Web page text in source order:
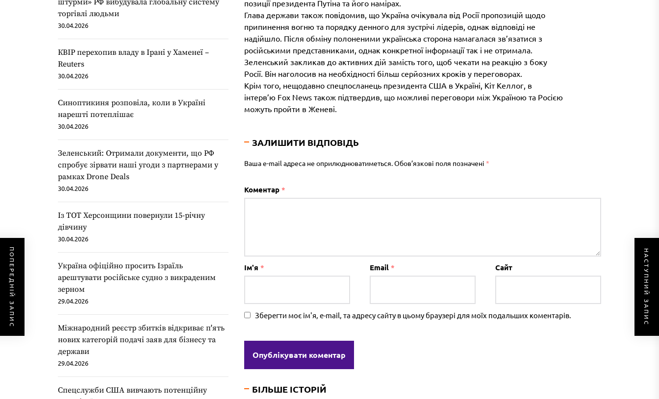
позиції президента Путіна та його намірах.
Глава держави також повідомив, що Україна очікувала від Росії пропозицій щодо
припинення вогню та порядку денного для зустрічі лідерів, однак відповіді не
надійшло. Після обміну полоненими українська сторона намагалася зв’язатися з
російськими представниками, однак конкретної інформації так і не отримала.
Зеленський закликав до активних дій замість того, щоб чекати на реакцію з боку
Росії. Він наголосив на необхідності більш серйозних кроків у переговорах.
Крім того, нещодавно спецпосланець президента США в Україні, Кіт Келлог, в
інтерв’ю Fox News також підтвердив, що можливі переговори між Україною та Росією
можуть пройти в Женеві.
ЗАЛИШИТИ ВІДПОВІДЬ
Ваша e-mail адреса не оприлюднюватиметься.Обов’язкові поля позначені *
Коментар *
Ім'я * Email * Сайт
Зберегти моє ім'я, e-mail, та адресу сайту в цьому браузері для моїх подальших коментарів.
ПОПЕРЕДНІЙ ЗАПИС НАСТУПНИЙ ЗАПИС
БІЛЬШЕ ІСТОРІЙ
торгівлі людьми
30.04.2026
КВІР перехопив владу в Ірані у Хаменеї –
Reuters
30.04.2026
Синоптикиня розповіла, коли в Україні
нарешті потеплішає
30.04.2026
Зеленський: Отримали документи, що РФ
спробує зірвати наші угоди з партнерами у
рамках Drone Deals
30.04.2026
Із ТОТ Херсонщини повернули 15-річну
дівчину
30.04.2026
Україна офіційно просить Ізраїль
арештувати російське судно з викраденим
зерном
29.04.2026
Міжнародний реєстр збитків відкриває п'ять
нових категорій подачі заяв для бізнесу та
держави
29.04.2026
Спецслужби США вивчають потенційну